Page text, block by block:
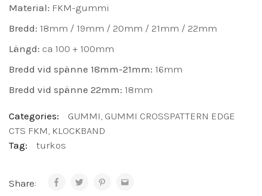
Material: FKM-gummi
Bredd: 18mm / 19mm / 20mm / 21mm / 22mm
Längd: ca 100 + 100mm
Bredd vid spänne 18mm-21mm: 16mm
Bredd vid spänne 22mm: 18mm
Categories: GUMMI, GUMMI CROSSPATTERN EDGE
CTS FKM, KLOCKBAND
Tag:
turkos
Share: